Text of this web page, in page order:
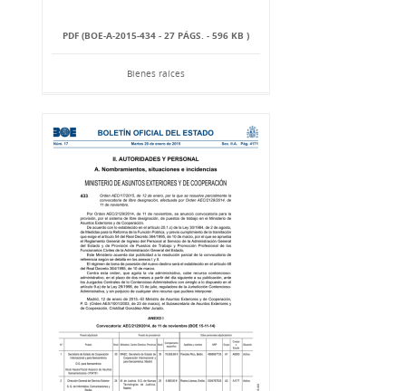
PDF (BOE-A-2015-434 - 27 PÁGS. - 596 KB )
Bienes raíces